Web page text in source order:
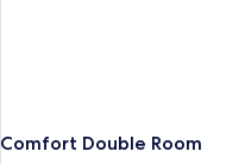
Comfort Double Room